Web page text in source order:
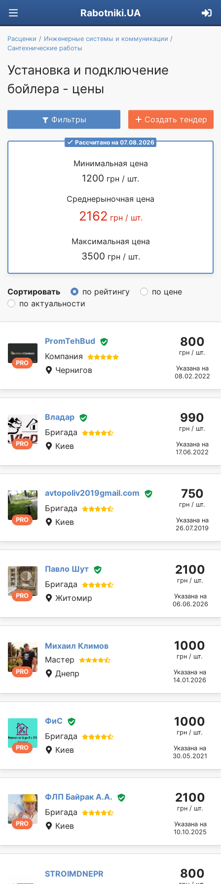
Rabotniki.UA
Расценки
Инженерные системы и коммуникации
Сантехнические работы
Установка и подключение
бойлера - цены
Фильтры Создать тендер
Рассчитано на 07.08.2026
Минимальная цена
1200 грн / шт.
Среднерыночная цена
2162 грн / шт.
Максимальная цена
3500 грн / шт.
Сортировать по рейтингу
по цене
по актуальности
PRO
PromTehBud
Компания
Чернигов
800
грн / шт.
Указана на
08.02.2022
PRO
Владар
Бригада
Киев
990
грн / шт.
Указана на
17.06.2022
PRO
avtopoliv2019gmail.com
Бригада
Киев
750
грн / шт.
Указана на
26.07.2019
PRO
Павло Шут
Бригада
Житомир
2100
грн / шт.
Указана на
06.06.2026
PRO
Михаил Климов
Мастер
Днепр
1000
грн / шт.
Указана на
14.01.2026
PRO
ФиС
Бригада
Киев
1000
грн / шт.
Указана на
30.05.2021
PRO
ФЛП Байрак А.А.
Бригада
Киев
2100
грн / шт.
Указана на
10.10.2025
STROIMDNEPR
800